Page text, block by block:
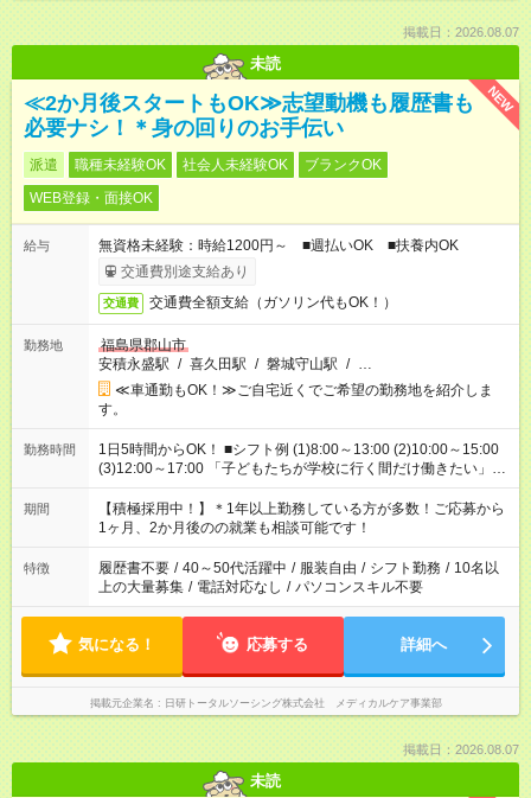
掲載日：2026.08.07
未読
NEW
≪2か月後スタートもOK≫志望動機も履歴書も
必要ナシ！＊身の回りのお手伝い
派遣 職種未経験OK 社会人未経験OK
ブランクOK
WEB登録・面接OK
給与
無資格未経験：時給1200円～ ■週払いOK ■扶養内OK
交通費別途支給あり
交通費 交通費全額支給（ガソリン代もOK！）
勤務地
福島県郡山市
安積永盛駅 / 喜久田駅 / 磐城守山駅 / …
≪車通勤もOK！≫ご自宅近くでご希望の勤務地を紹介しま
す。
勤務時間
1日5時間からOK！ ■シフト例 (1)8:00～13:00 (2)10:00～15:00
(3)12:00～17:00 「子どもたちが学校に行く間だけ働きたい」
「余裕を持って夕飯の準備がしたい」 「午前中は働いて、午後
はプライベートの時間にしたい」 など、ご希望を教えてくださ
いね。 ※Wワーク希望の方へ 今ご覧のお仕事で希望する勤務時
間と、もう1つのお仕事の勤務時間。 合計で週40時間を超える
場合は応募できません。
期間
【積極採用中！】＊1年以上勤務している方が多数！ご応募から
1ヶ月、2か月後のの就業も相談可能です！
特徴 履歴書不要 / 40～50代活躍中 / 服装自由 / シフト勤務 / 10名以
上の大量募集 / 電話対応なし / パソコンスキル不要
気になる！ 応募する 詳細へ
掲載元企業名 日研トータルソーシング株式会社 メディカルケア事業部
掲載日：2026.08.07
未読